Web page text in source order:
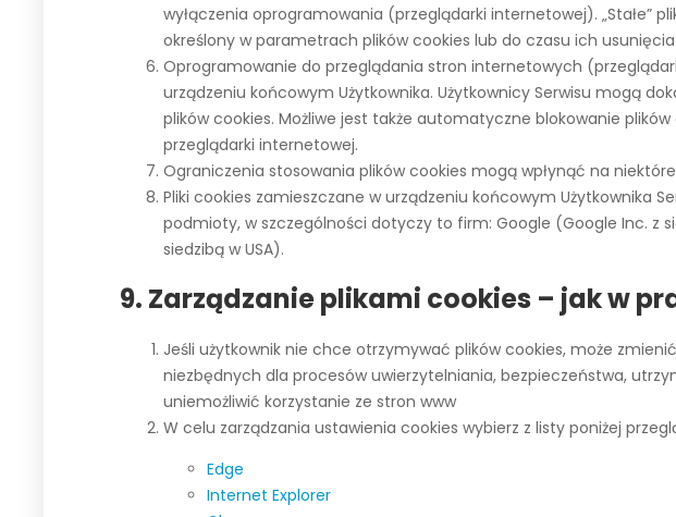
wyłączenia oprogramowania (przeglądarki internetowej). „Stałe”
określony w parametrach plików cookies lub do czasu ich usunięcia
Oprogramowanie do przeglądania stron internetowych
urządzeniu końcowym Użytkownika. Użytkownicy Serwisu mogą
plików cookies. Możliwe jest także automatyczne blokowanie
przeglądarki internetowej.
Ograniczenia stosowania plików cookies mogą wpłynąć na
Pliki cookies zamieszczane w urządzeniu końcowym Użytkownika
podmioty, w szczególności dotyczy to firm: Google (Google Inc. z
siedzibą w USA).
9. Zarządzanie plikami cookies – jak w
Jeśli użytkownik nie chce otrzymywać plików cookies, może
niezbędnych dla procesów uwierzytelniania, bezpieczeństwa,
uniemożliwić korzystanie ze stron www
W celu zarządzania ustawienia cookies wybierz z listy poniżej
Edge
Internet Explorer